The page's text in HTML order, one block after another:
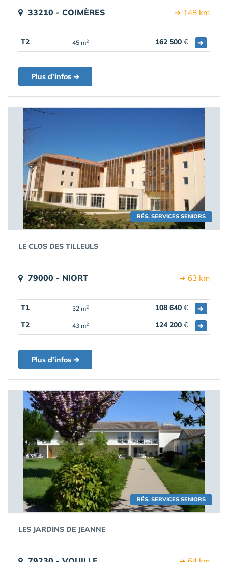
33210 - COIMÈRES ➔ 148 km
T2 45 m2 162 500 € ➔
Plus d'infos ➔
RÉS. SERVICES SENIORS
LE CLOS DES TILLEULS
79000 - NIORT ➔ 63 km
T1 32 m2 108 640 €
➔
T2
43 m2 124 200 € ➔
Plus d'infos ➔
RÉS. SERVICES SENIORS
LES JARDINS DE JEANNE